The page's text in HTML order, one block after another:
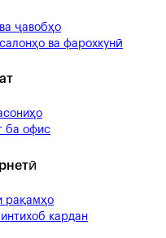
ҷавобҳо
ва фарохкунӣ
ба офис
рақамҳо
кардан